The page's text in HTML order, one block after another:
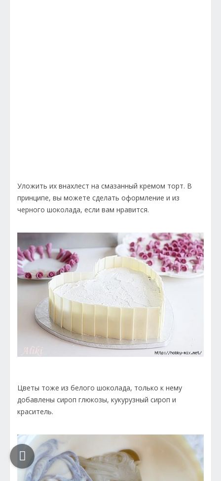
Уложить их внахлест на смазанный кремом торт. В
принципе, вы можете сделать оформление и из
черного шоколада, если вам нравится.
Цветы тоже из белого шоколада, только к нему
добавлены сироп глюкозы, кукурузный сироп и
краситель.